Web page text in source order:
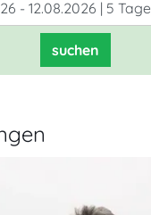
- 12.08.2026 | 5 Tage
suchen